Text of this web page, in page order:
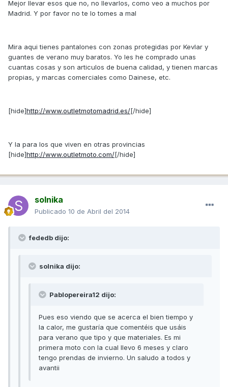
Mejor llevar esos que no, no llevarlos, como veo a muchos por
Madrid. Y por favor no te lo tomes a mal
Mira aqui tienes pantalones con zonas protegidas por Kevlar y
guantes de verano muy baratos. Yo les he comprado unas
cuantas cosas y son articulos de buena calidad, y tienen marcas
propias, y marcas comerciales como Dainese, etc.
[hide]http://www.outletmotomadrid.es/[/hide]
Y la para los que viven en otras provincias
[hide]http://www.outletmoto.com/[/hide]
solnika
Publicado 10 de Abril del 2014
fededb dijo:
solnika dijo:
Pablopereira12 dijo:
Pues eso viendo que se acerca el bien tiempo y
la calor, me gustaría que comentéis que usáis
para verano que tipo y que materiales. Es mi
primera moto con la cual llevo 6 meses y claro
tengo prendas de invierno. Un saludo a todos y
avantii